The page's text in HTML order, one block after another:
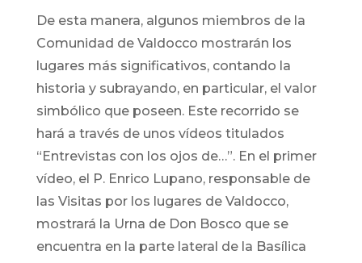
De esta manera, algunos miembros de la
Comunidad de Valdocco mostrarán los
lugares más significativos, contando la
historia y subrayando, en particular, el valor
simbólico que poseen. Este recorrido se
hará a través de unos vídeos titulados
“Entrevistas con los ojos de…”. En el primer
vídeo, el P. Enrico Lupano, responsable de
las Visitas por los lugares de Valdocco,
mostrará la Urna de Don Bosco que se
encuentra en la parte lateral de la Basílica